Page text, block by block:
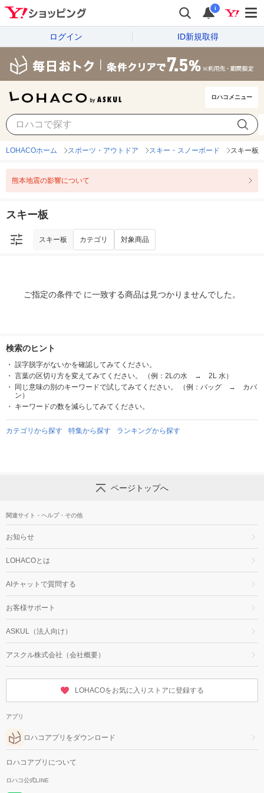
i
ログイン ID新規取得
ロハコメニュー
スキー板
LOHACOホーム スポーツ・アウトドア スキー・スノーボード スキー板
熊本地震の影響について
スキー板
スキー板 カテゴリ 対象商品
ご指定の条件で に一致する商品は見つかりませんでした。
検索のヒント
誤字脱字がないかを確認してみてください。
言葉の区切り方を変えてみてください。 （例：2Lの水 → 2L 水）
同じ意味の別のキーワードで試してみてください。 （例：バッグ → カバ
ン）
キーワードの数を減らしてみてください。
カテゴリから探す 特集から探す ランキングから探す
ページトップへ
関連サイト・ヘルプ・その他
お知らせ
LOHACOとは
AIチャットで質問する
お客様サポート
ASKUL（法人向け）
アスクル株式会社（会社概要）
LOHACOをお気に入りストアに登録する
アプリ
ロハコアプリをダウンロード
ロハコアプリについて
ロハコ公式LINE